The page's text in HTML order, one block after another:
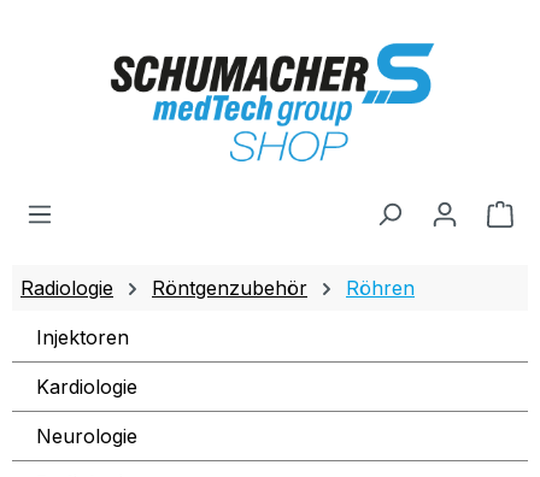
Radiologie Röntgenzubehör Röhren
Injektoren
Kardiologie
Neurologie